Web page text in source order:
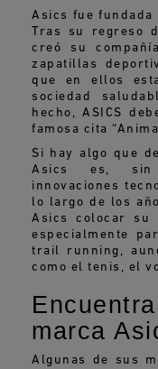
Asics fue fundada
Tras su regreso
creó su
zapatillas
que en ellos
sociedad
hecho, ASICS
famosa cita
Si hay algo que
Asics es, sin
innovaciones
lo largo de los
Asics colocar su
especialmente
trail running,
como el tenis, el
marca
Algunas de sus